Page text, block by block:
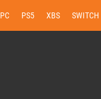
PC PS5 XBS SWITCH